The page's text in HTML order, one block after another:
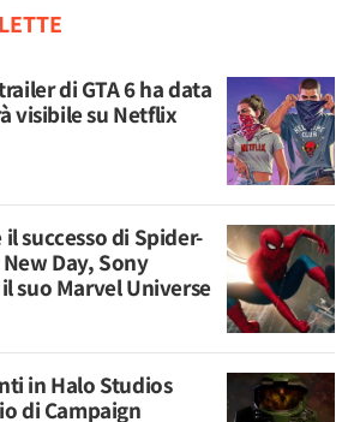
di GTA 6 ha data
visibile su Netflix
successo di Spider-
Day, Sony
suo Marvel Universe
in Halo Studios
di Campaign